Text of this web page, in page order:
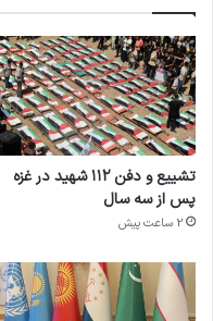
تشییع و دفن ۱۱۲ شهید در غزه
پس از سه سال
2 ساعت پیش